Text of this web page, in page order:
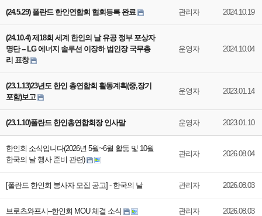
(24.5.29) 폴란드 한인연합회 협회등록 완료 관리자 2024.10.19
(24.10.4) 제18회 세계 한인의 날 유공 정부 포상자
명단 -- LG 에너지 솔루션 이장하 법인장 국무총
리 표창
운영자 2024.10.04
(23.1.13)23년도 한인 총연합회 활동계획(중,장기
포함)보고
운영자 2023.01.14
(23.1.10)폴란드 한인총연합회장 인사말 운영자 2023.01.10
한인회 소식입니다(2026년 5월~6월 활동 및 10월
한국의 날 행사 준비 관련)
관리자 2026.08.04
[폴란드 한인회 봉사자 모집 공고] - 한국의 날 관리자 2026.08.03
브로츠와프시–한인회 MOU 체결 소식 관리자 2026.08.03